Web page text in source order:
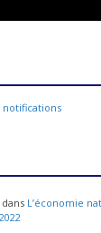
dans L’économie